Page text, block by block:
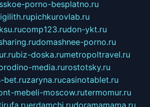
porno-besplatno.ru
pichkurovlab.ru
comp123.rudon-ykt.ru
domashnee-porno.ru
biz-doska.rumetropoltravel.ru
media.rurostotsky.ru
bet.ruzaryna.rucasinotablet.ru
mebeli-moscow.rutermomur.ru
erdamchi.rudoramamama.ru